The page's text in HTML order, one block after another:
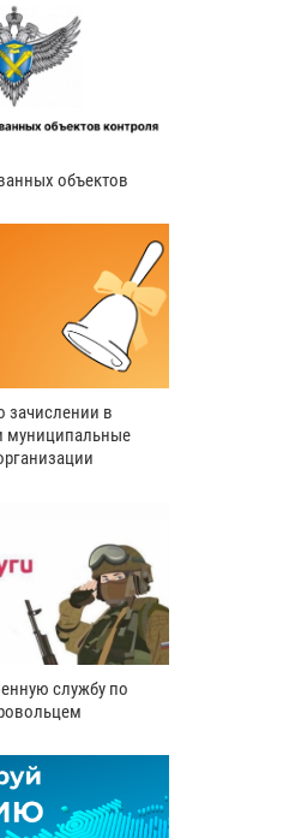
объектов
зачислении в
муниципальные
службу по